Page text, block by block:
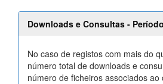
Downloads e Consultas -
No caso de registos com mais do
número total de downloads e
número de ficheiros associados ao